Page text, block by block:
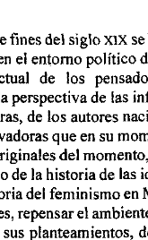
fines del siglo xlX
el entorno político
de los
perspectiva de las
de los autores
que en su
del
de la historia de las
del feminismo en
repensar el
sus planteamientos,